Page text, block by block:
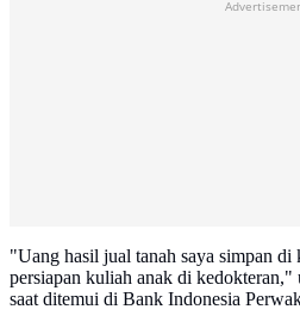
"Uang hasil jual tanah saya simpan di
persiapan kuliah anak di
saat ditemui di Bank Indonesia